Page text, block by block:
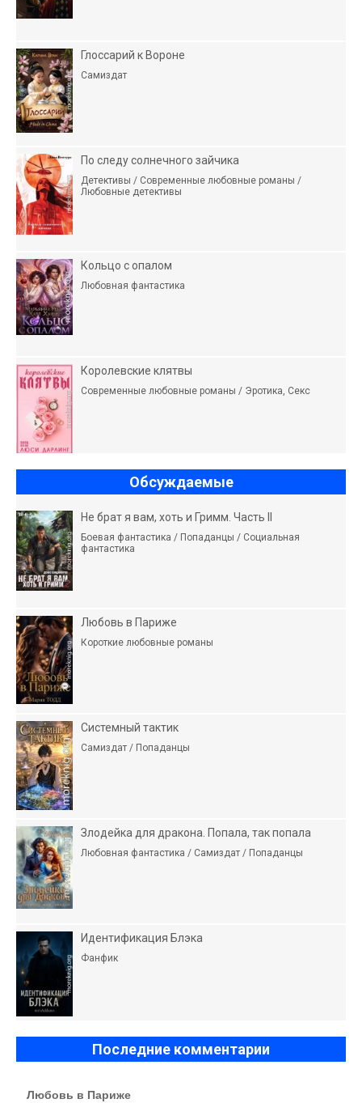
Глоссарий к Вороне
Самиздат
По следу солнечного зайчика
Детективы / Современные любовные романы /
Любовные детективы
Кольцо с опалом
Любовная фантастика
Королевские клятвы
Современные любовные романы / Эротика, Секс
Обсуждаемые
Не брат я вам, хоть и Гримм. Часть II
Боевая фантастика / Попаданцы / Социальная
фантастика
Любовь в Париже
Короткие любовные романы
Системный тактик
Самиздат / Попаданцы
Злодейка для дракона. Попала, так попала
Любовная фантастика / Самиздат / Попаданцы
Идентификация Блэка
Фанфик
Последние комментарии
Любовь в Париже